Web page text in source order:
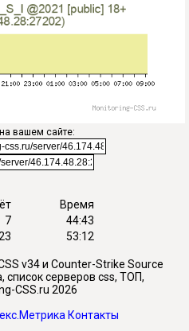
вашем сайте:
Время
7
44:43
53:12
v34 и Counter-Strike Source
список серверов css, ТОП,
CSS.ru 2026
Контакты